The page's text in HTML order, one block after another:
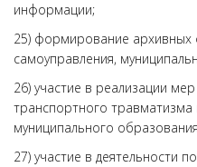
информации;
25) формирование архивных
самоуправления,
26) участие в реализации
транспортного
муниципального
27) участие в деятельности